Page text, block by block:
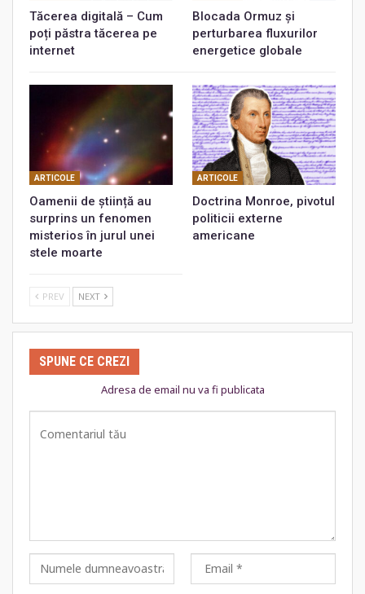
Tăcerea digitală – Cum
poți păstra tăcerea pe
internet
Blocada Ormuz și
perturbarea fluxurilor
energetice globale
ARTICOLE
Oamenii de știință au
surprins un fenomen
misterios în jurul unei
stele moarte
ARTICOLE
Doctrina Monroe, pivotul
politicii externe
americane
PREV NEXT
SPUNE CE CREZI
Adresa de email nu va fi publicata